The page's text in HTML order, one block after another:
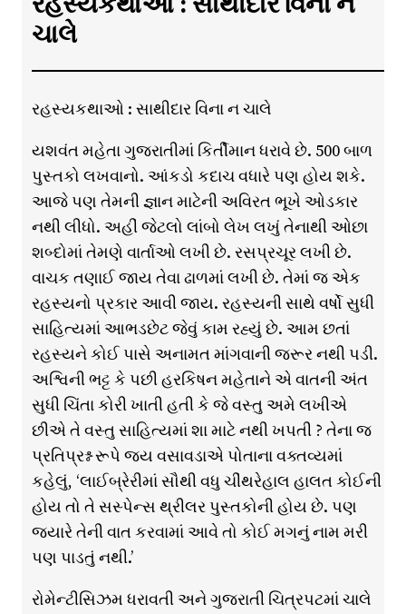
ચાલે
રહસ્યકથાઓ : સાથીદાર વિના ન ચાલે
યશવંત મહેતા ગુજરાતીમાં કિર્તીમાન ધરાવે છે. 500 બાળ
પુસ્તકો લખવાનો. આંકડો કદાચ વધારે પણ હોય શકે.
આજે પણ તેમની જ્ઞાન માટેની અવિરત ભૂખે ઓડકાર
નથી લીધો. અહીં જેટલો લાંબો લેખ લખું તેનાથી ઓછા
શબ્દોમાં તેમણે વાર્તાઓ લખી છે. રસપ્રચૂર લખી છે.
વાચક તણાઈ જાય તેવા ઢાળમાં લખી છે. તેમાં જ એક
રહસ્યનો પ્રકાર આવી જાય. રહસ્યની સાથે વર્ષો સુધી
સાહિત્યમાં આભડછેટ જેવું કામ રહ્યું છે. આમ છતાં
રહસ્યને કોઈ પાસે અનામત માંગવાની જરૂર નથી પડી.
અશ્વિની ભટ્ટ કે પછી હરકિષન મહેતાને એ વાતની અંત
સુધી ચિંતા કોરી ખાતી હતી કે જે વસ્તુ અમે લખીએ
છીએ તે વસ્તુ સાહિત્યમાં શા માટે નથી ખપતી ? તેના જ
પ્રતિપ્રશ્ન રૂપે જય વસાવડાએ પોતાના વક્તવ્યમાં
કહેલું, ‘લાઈબ્રેરીમાં સૌથી વધુ ચીંથરેહાલ હાલત કોઈની
હોય તો તે સસ્પેન્સ થ્રીલર પુસ્તકોની હોય છે. પણ
જ્યારે તેની વાત કરવામાં આવે તો કોઈ મગનું નામ મરી
પણ પાડતું નથી.’
રોમેન્ટીસિઝમ ધરાવતી અને ગુજરાતી ચિત્રપટમાં ચાલે